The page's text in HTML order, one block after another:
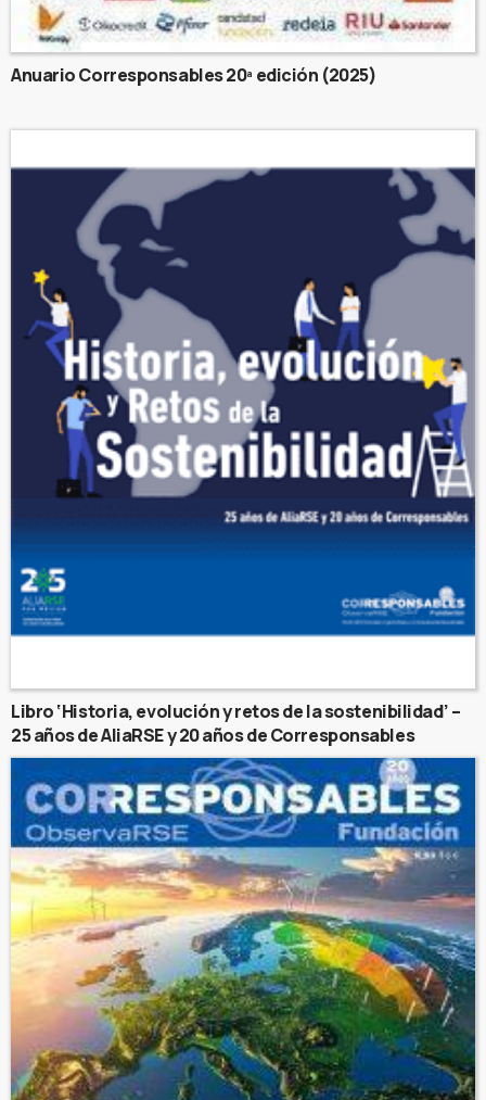
Anuario Corresponsables 20ª edición (2025)
Libro ‘Historia, evolución y retos de la sostenibilidad’ –
25 años de AliaRSE y 20 años de Corresponsables